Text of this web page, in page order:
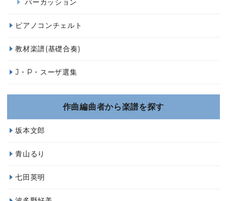
パーカッション
ピアノコンチェルト
教材楽譜(基礎合奏)
J・P・スーザ選集
作曲編曲者から楽譜を探す
坂本文郎
青山るり
七田英明